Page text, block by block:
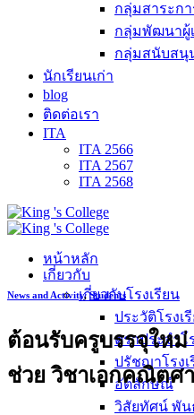
กลุ่มสาระก
กลุ่มพัฒนาผู้
กลุ่มสนับสนุ
นักเรียนเก่า
blog
ติดต่อเรา
ITA
ITA 2566
ITA 2567
ITA 2568
หน้าหลัก
เกี่ยวกับ
เกี่ยวกับโรงเรียน
ประวัติโรงเ
ตราประจำโ
ปรัชญาโรงเ
อัตลักษณ์
วิสัยทัศน์ พัน
News and Activity,Students
ต้อนรับครูบรรจุให
ช่วย วิชาเอกคณิตศ